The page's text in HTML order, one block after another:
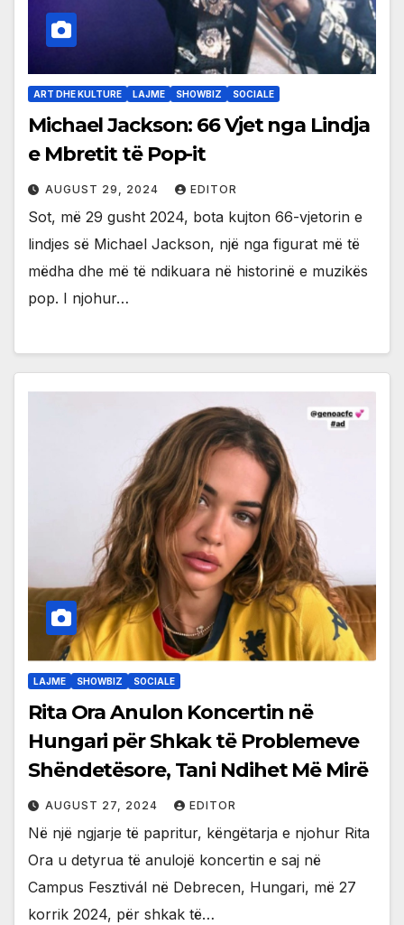
ART DHE KULTURE LAJME SHOWBIZ SOCIALE
Michael Jackson: 66 Vjet nga Lindja
e Mbretit të Pop-it
AUGUST 29, 2024 EDITOR
Sot, më 29 gusht 2024, bota kujton 66-vjetorin e
lindjes së Michael Jackson, një nga figurat më të
mëdha dhe më të ndikuara në historinë e muzikës
pop. I njohur…
LAJME SHOWBIZ SOCIALE
Rita Ora Anulon Koncertin në
Hungari për Shkak të Problemeve
Shëndetësore, Tani Ndihet Më Mirë
AUGUST 27, 2024 EDITOR
Në një ngjarje të papritur, këngëtarja e njohur Rita
Ora u detyrua të anulojë koncertin e saj në
Campus Fesztivál në Debrecen, Hungari, më 27
korrik 2024, për shkak të…